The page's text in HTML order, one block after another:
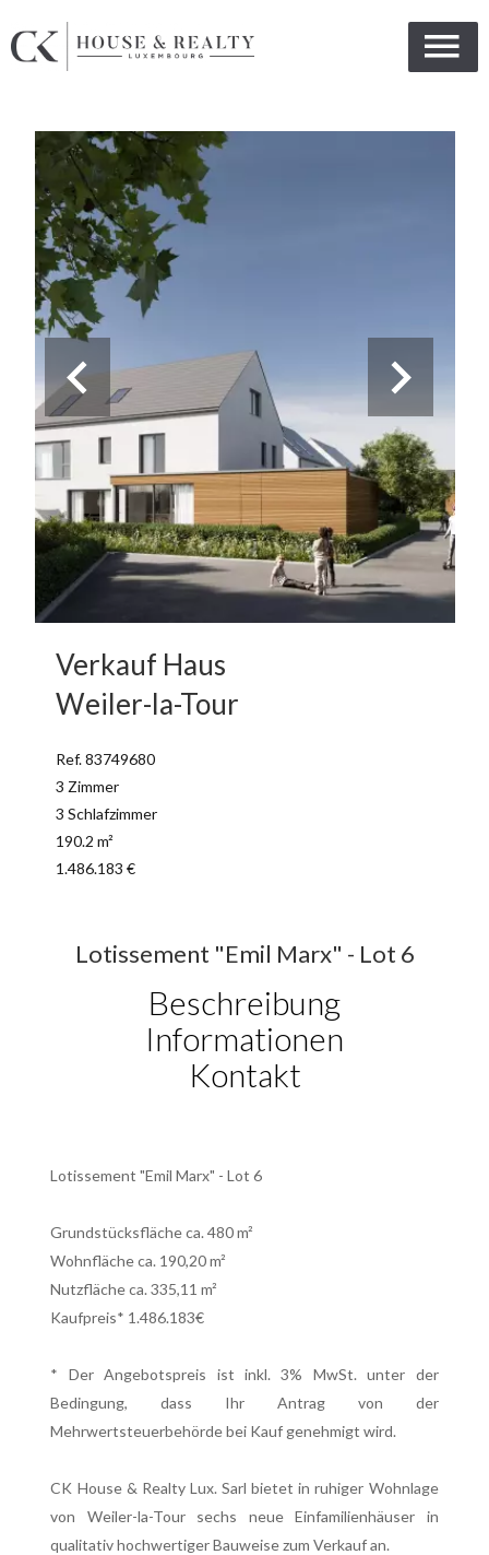
Verkauf Haus
Weiler-la-Tour
Ref. 83749680
3 Zimmer
3 Schlafzimmer
190.2 m²
1.486.183 €
Lotissement "Emil Marx" - Lot 6
Beschreibung
Informationen
Kontakt
Lotissement "Emil Marx" - Lot 6
Grundstücksfläche ca. 480 m²
Wohnfläche ca. 190,20 m²
Nutzfläche ca. 335,11 m²
Kaufpreis* 1.486.183€
* Der Angebotspreis ist inkl. 3% MwSt. unter der
Bedingung, dass Ihr Antrag von der
Mehrwertsteuerbehörde bei Kauf genehmigt wird.
CK House & Realty Lux. Sarl bietet in ruhiger Wohnlage
von Weiler-la-Tour sechs neue Einfamilienhäuser in
qualitativ hochwertiger Bauweise zum Verkauf an.